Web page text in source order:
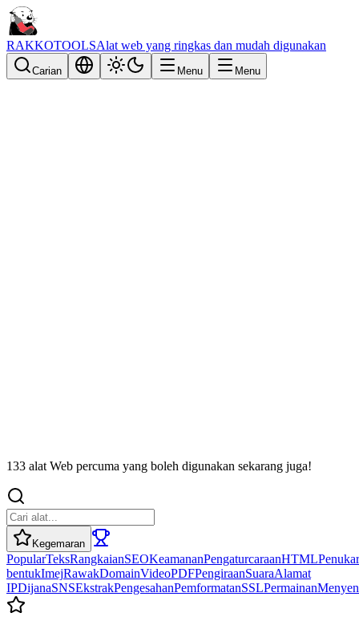
RAKKOTOOLSAlat web yang ringkas dan mudah digunakan
Carian Menu Menu
133 alat Web percuma yang boleh digunakan sekarang juga!
Kegemaran
PopularTeksRangkaianSEOKeamananPengaturcaraanHTML
bentukImejRawakDomainVideoPDFPengiraanSuaraAlamat
IPDijanaSNSEkstrakPengesahanPemformatanSSLPermainan